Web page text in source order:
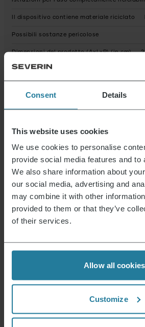
Consent Details
This website uses cookies
We use cookies to personalise
provide social media features and to
We also share information about
our social media, advertising and
may combine it with other
provided to them or that they’ve
of their services.
Allow all cookies
Customize
Il dispositivo contiene materiale riciclato
Possibili sostanze pericolose
Dimensioni del prodotto (AxLxP) (in cm)
Dimensioni dell'imballo (AxLxP) (in cm)
Novità e
Iscriviti ora e ricevi un buono
prossimo
Indirizzo e-mail